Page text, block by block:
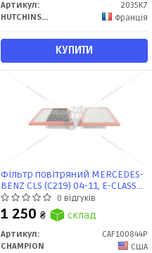
Артикул:
2035K7
HUTCHINSON
Франція
КУПИТИ
Фільтр повітряний MERCEDES-
BENZ CLS (C219) 04-11, E-CLASS
(W211) 02-09, E-CLASS (W212)
(CAF100844P) CHAMPION
0 відгуків
1 250 ₴ склад
Артикул:
CAF100844P
CHAMPION
США